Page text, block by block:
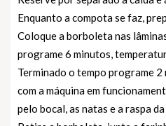
Enquanto a compota se faz,
Coloque a borboleta nas
programe 6 minutos,
Terminado o tempo programe
com a máquina em
pelo bocal, as natas e a raspa